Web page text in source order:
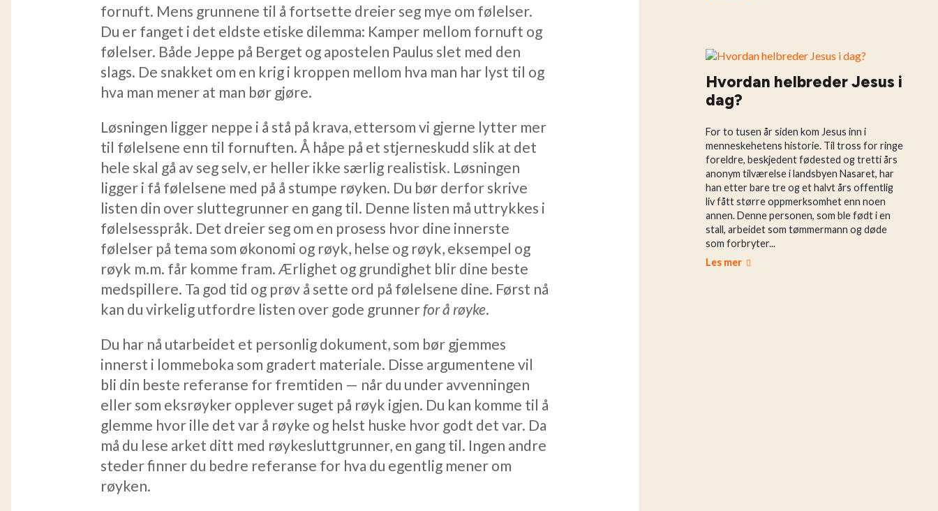
fornuft. Mens grunnene til å fortsette dreier seg mye om følelser.
Du er fanget i det eldste etiske dilemma: Kamper mellom fornuft og
følelser. Både Jeppe på Berget og apostelen Paulus slet med den
slags. De snakket om en krig i kroppen mellom hva man har lyst til og
hva man mener at man bør gjøre.
Løsningen ligger neppe i å stå på krava, ettersom vi gjerne lytter mer
til følelsene enn til fornuften. Å håpe på et stjerneskudd slik at det
hele skal gå av seg selv, er heller ikke særlig realistisk. Løsningen
ligger i få følelsene med på å stumpe røyken. Du bør derfor skrive
listen din over sluttegrunner en gang til. Denne listen må uttrykkes i
følelsesspråk. Det dreier seg om en prosess hvor dine innerste
følelser på tema som økonomi og røyk, helse og røyk, eksempel og
røyk m.m. får komme fram. Ærlighet og grundighet blir dine beste
medspillere. Ta god tid og prøv å sette ord på følelsene dine. Først nå
kan du virkelig utfordre listen over gode grunnerfor å røyke.
Du har nå utarbeidet et personlig dokument, som bør gjemmes
innerst i lommeboka som gradert materiale. Disse argumentene vil
bli din beste referanse for fremtiden — når du under avvenningen
eller som eksrøyker opplever suget på røyk igjen. Du kan komme til å
glemme hvor ille det var å røyke og helst huske hvor godt det var. Da
må du lese arket ditt med røykesluttgrunner, en gang til. Ingen andre
steder finner du bedre referanse for hva du egentlig mener om
røyken.
Hvordan helbreder Jesus i
dag?
For to tusen år siden kom Jesus inn i
menneskehetens historie. Til tross for ringe
foreldre, beskjedent fødested og tretti års
anonym tilværelse i landsbyen Nasaret, har
han etter bare tre og et halvt års offentlig
liv fått større oppmerksomhet enn noen
annen. Denne personen, som ble født i en
stall, arbeidet som tømmermann og døde
som forbryter...
Les mer